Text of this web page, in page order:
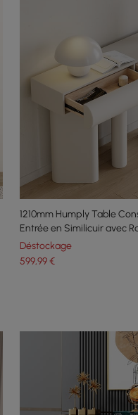
1210mm Humply Table
Entrée en Similicuir avec
Déstockage
599,99€